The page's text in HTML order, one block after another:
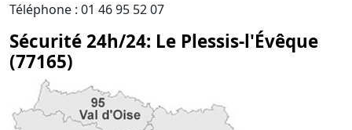
Téléphone : 01 46 95 52 07
Sécurité 24h/24: Le Plessis-l'Évêque
(77165)